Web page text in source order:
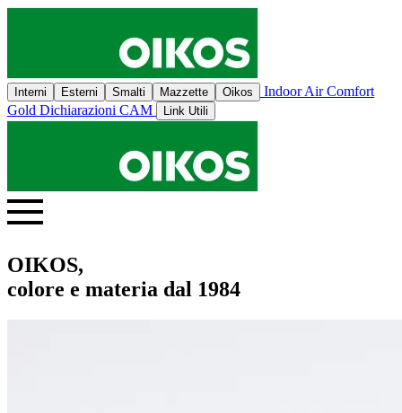
Interni Esterni Smalti Mazzette Oikos
Indoor Air Comfort
Gold Dichiarazioni CAM Link Utili
OIKOS,
colore e materia dal 1984